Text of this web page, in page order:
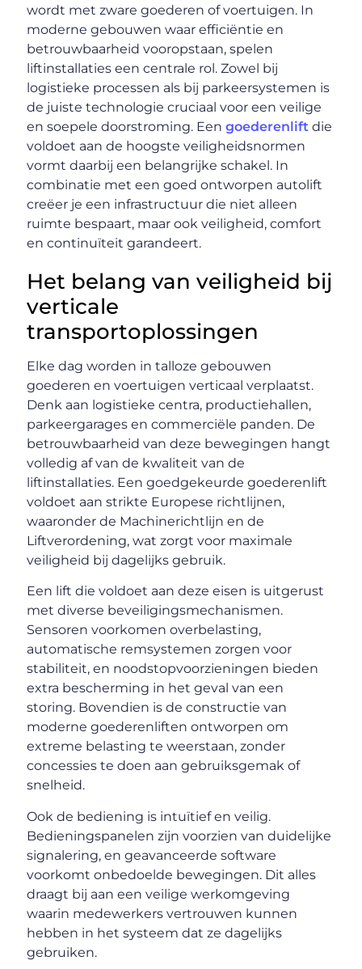
wordt met zware goederen of voertuigen. In
moderne gebouwen waar efficiëntie en
betrouwbaarheid vooropstaan, spelen
liftinstallaties een centrale rol. Zowel bij
logistieke processen als bij parkeersystemen is
de juiste technologie cruciaal voor een veilige
en soepele doorstroming. Een goederenlift die
voldoet aan de hoogste veiligheidsnormen
vormt daarbij een belangrijke schakel. In
combinatie met een goed ontworpen autolift
creëer je een infrastructuur die niet alleen
ruimte bespaart, maar ook veiligheid, comfort
en continuïteit garandeert.
Het belang van veiligheid bij
verticale
transportoplossingen
Elke dag worden in talloze gebouwen
goederen en voertuigen verticaal verplaatst.
Denk aan logistieke centra, productiehallen,
parkeergarages en commerciële panden. De
betrouwbaarheid van deze bewegingen hangt
volledig af van de kwaliteit van de
liftinstallaties. Een goedgekeurde goederenlift
voldoet aan strikte Europese richtlijnen,
waaronder de Machinerichtlijn en de
Liftverordening, wat zorgt voor maximale
veiligheid bij dagelijks gebruik.
Een lift die voldoet aan deze eisen is uitgerust
met diverse beveiligingsmechanismen.
Sensoren voorkomen overbelasting,
automatische remsystemen zorgen voor
stabiliteit, en noodstopvoorzieningen bieden
extra bescherming in het geval van een
storing. Bovendien is de constructie van
moderne goederenliften ontworpen om
extreme belasting te weerstaan, zonder
concessies te doen aan gebruiksgemak of
snelheid.
Ook de bediening is intuïtief en veilig.
Bedieningspanelen zijn voorzien van duidelijke
signalering, en geavanceerde software
voorkomt onbedoelde bewegingen. Dit alles
draagt bij aan een veilige werkomgeving
waarin medewerkers vertrouwen kunnen
hebben in het systeem dat ze dagelijks
gebruiken.